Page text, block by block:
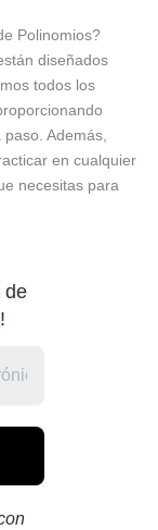
Polinomios?
diseñados
todos los
Además,
en cualquier
necesitas para
de